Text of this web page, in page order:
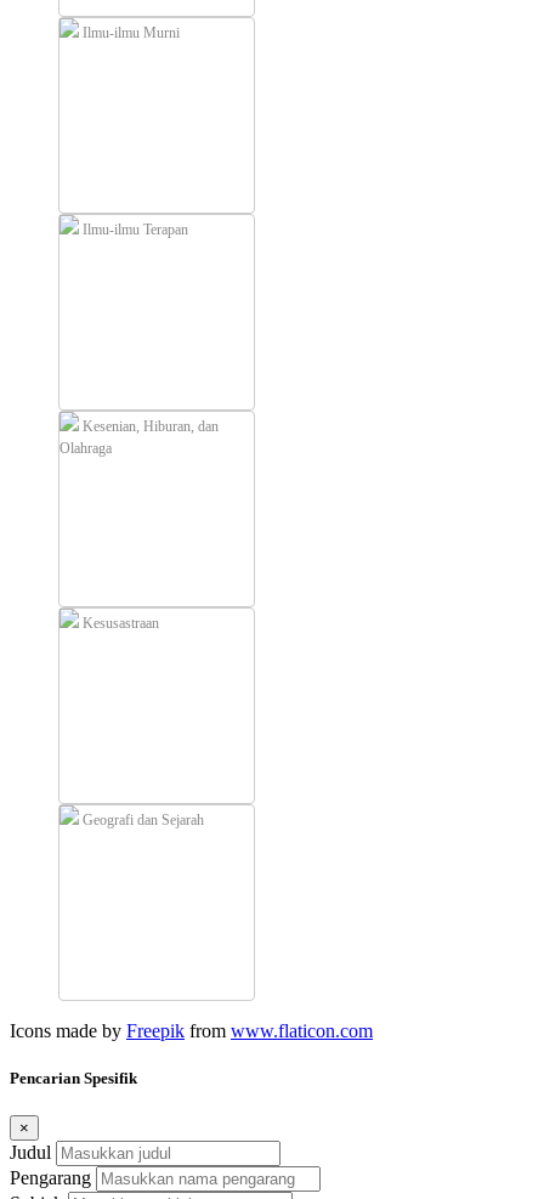
Ilmu-ilmu Murni
Ilmu-ilmu Terapan
Kesenian, Hiburan, dan
Olahraga
Kesusastraan
Geografi dan Sejarah
Icons made by Freepik from www.flaticon.com
Pencarian Spesifik
×
Judul
Pengarang